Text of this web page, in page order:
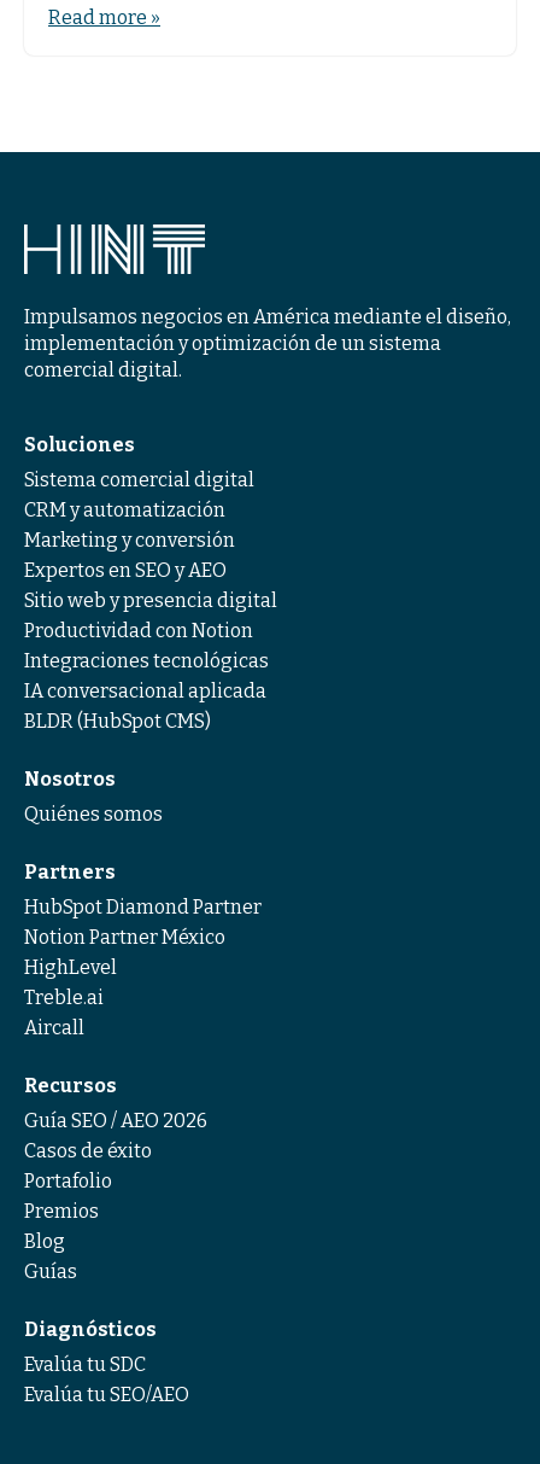
Read more »
Impulsamos negocios en América mediante el diseño,
implementación y optimización de un sistema
comercial digital.
Soluciones
Sistema comercial digital
CRM y automatización
Marketing y conversión
Expertos en SEO y AEO
Sitio web y presencia digital
Productividad con Notion
Integraciones tecnológicas
IA conversacional aplicada
BLDR (HubSpot CMS)
Nosotros
Quiénes somos
Partners
HubSpot Diamond Partner
Notion Partner México
HighLevel
Treble.ai
Aircall
Recursos
Guía SEO / AEO 2026
Casos de éxito
Portafolio
Premios
Blog
Guías
Diagnósticos
Evalúa tu SDC
Evalúa tu SEO/AEO